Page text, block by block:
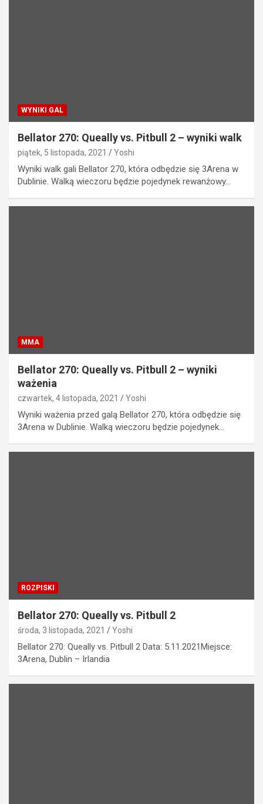
WYNIKI GAL
Bellator 270: Queally vs. Pitbull 2 – wyniki walk
piątek, 5 listopada, 2021 Yoshi
Wyniki walk gali Bellator 270, która odbędzie się 3Arena w
Dublinie. Walką wieczoru będzie pojedynek rewanżowy…
MMA
Bellator 270: Queally vs. Pitbull 2 – wyniki
ważenia
czwartek, 4 listopada, 2021 Yoshi
Wyniki ważenia przed galą Bellator 270, która odbędzie się
3Arena w Dublinie. Walką wieczoru będzie pojedynek…
ROZPISKI
Bellator 270: Queally vs. Pitbull 2
środa, 3 listopada, 2021 Yoshi
Bellator 270: Queally vs. Pitbull 2 Data: 5.11.2021Miejsce:
3Arena, Dublin – Irlandia